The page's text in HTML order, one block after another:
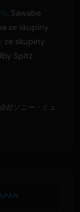
, Sawabe
ze skupiny
ze skupiny
Spitz
社ソニー・ミュ